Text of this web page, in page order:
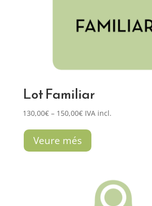
Lot Familiar
130,00€ – 150,00€Interval
preus:
130,00€
IVA incl.
Veure més